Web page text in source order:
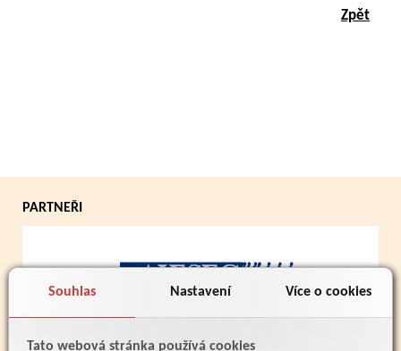
Souhlas Nastavení Více o cookies
Tato webová stránka používá cookies
Zpět
PARTNEŘI